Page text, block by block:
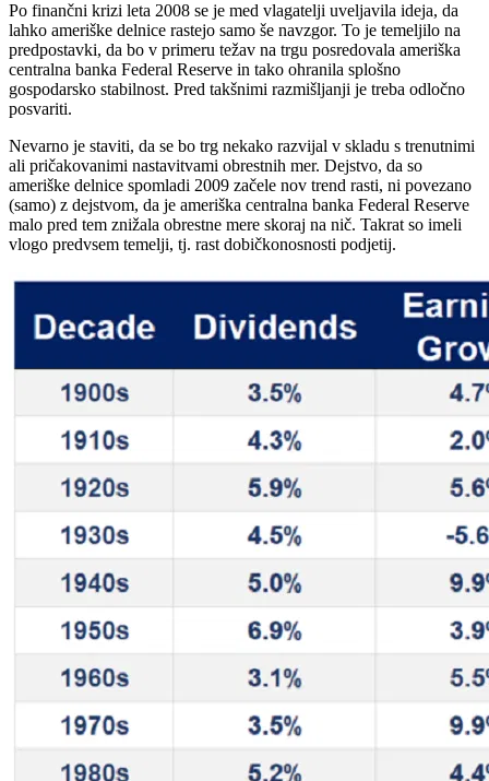
Po finančni krizi leta 2008 se je med vlagatelji uveljavila ideja, da
lahko ameriške delnice rastejo samo še navzgor. To je temeljilo na
predpostavki, da bo v primeru težav na trgu posredovala ameriška
centralna banka Federal Reserve in tako ohranila splošno
gospodarsko stabilnost. Pred takšnimi razmišljanji je treba odločno
posvariti.
Nevarno je staviti, da se bo trg nekako razvijal v skladu s trenutnimi
ali pričakovanimi nastavitvami obrestnih mer. Dejstvo, da so
ameriške delnice spomladi 2009 začele nov trend rasti, ni povezano
(samo) z dejstvom, da je ameriška centralna banka Federal Reserve
malo pred tem znižala obrestne mere skoraj na nič. Takrat so imeli
vlogo predvsem temelji, tj. rast dobičkonosnosti podjetij.